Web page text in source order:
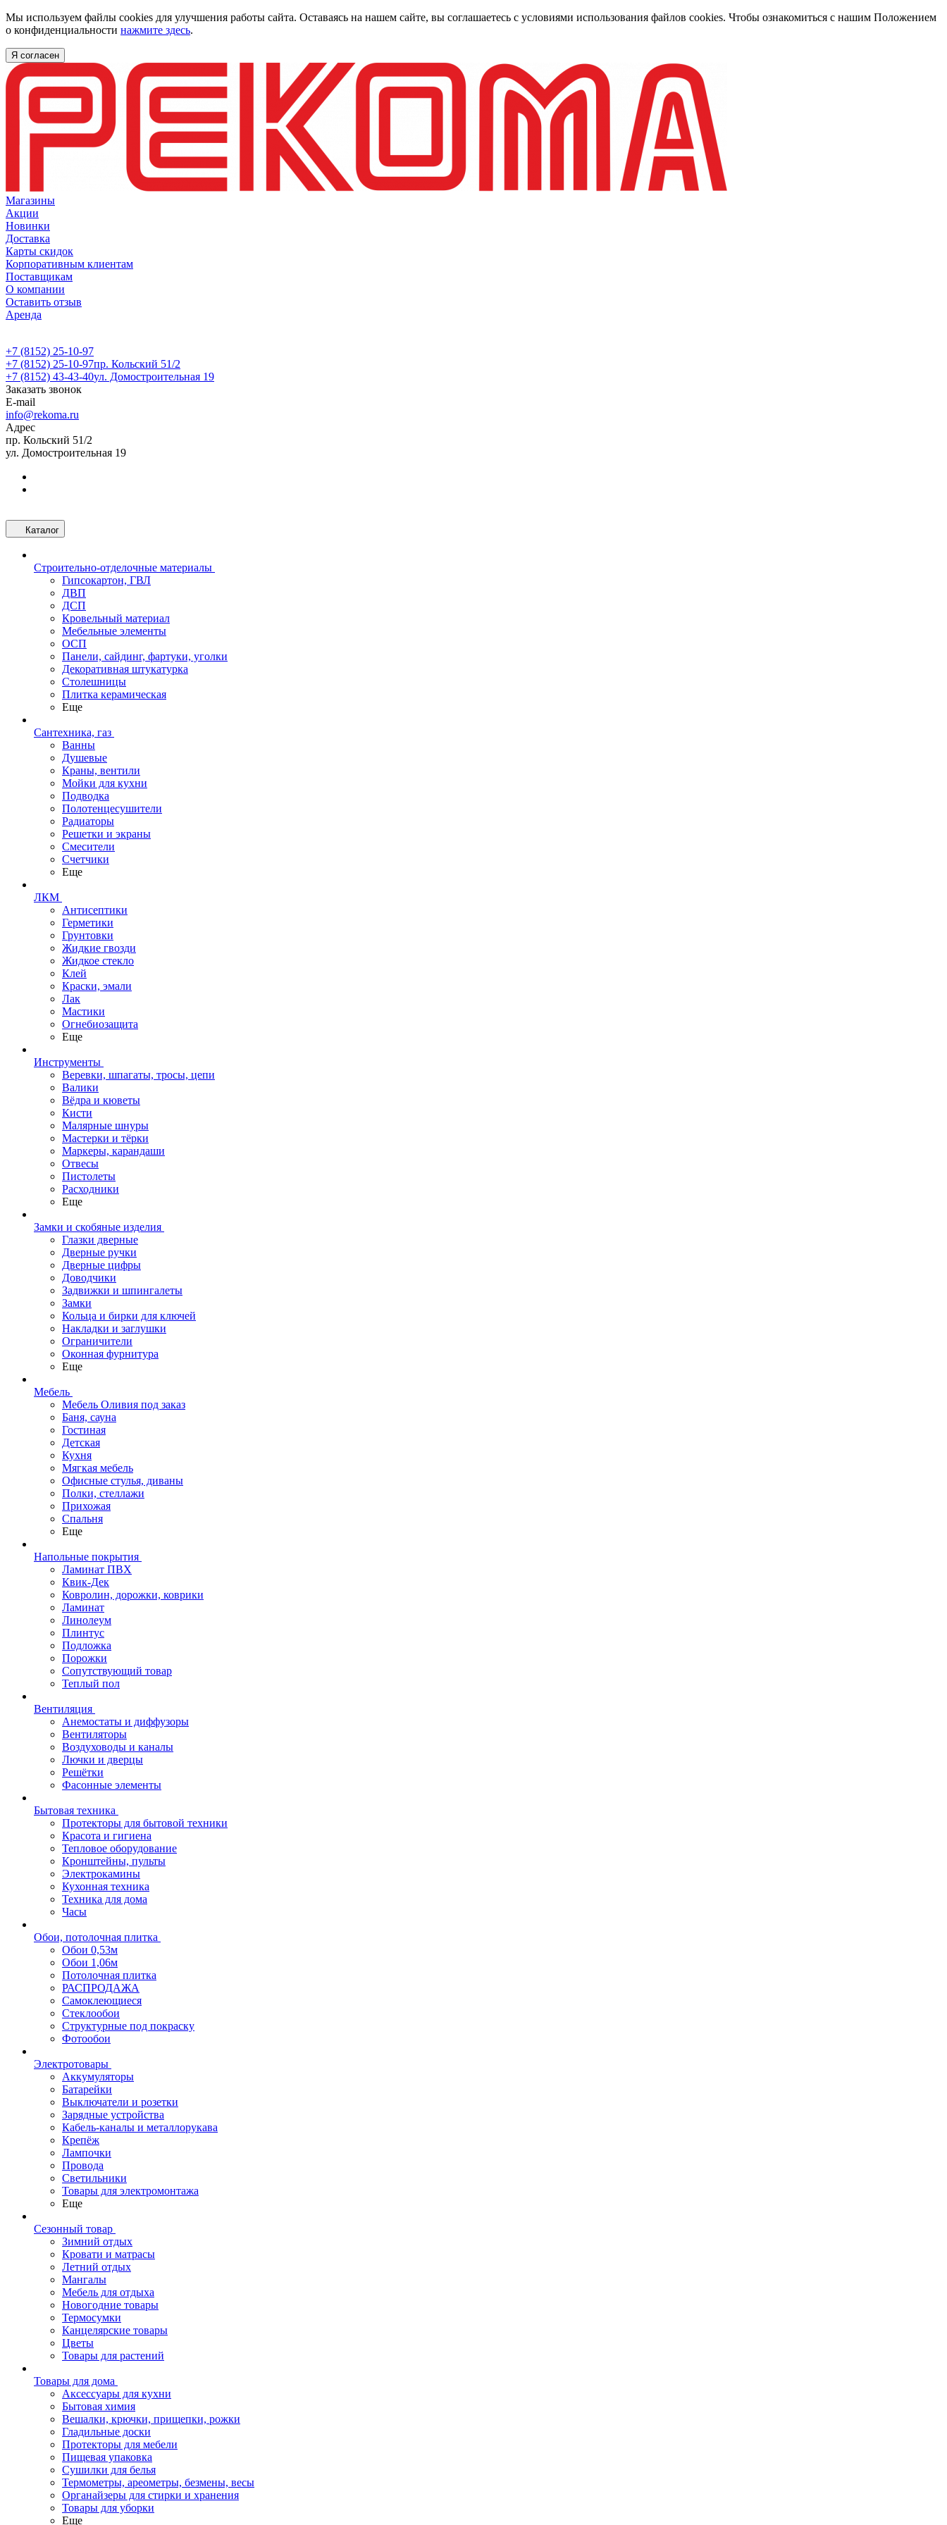
Мы используем файлы cookies для улучшения работы сайта. Оставаясь на нашем сайте, вы соглашаетесь с условиями использования файлов cookies. Чтобы ознакомиться с нашим Положением
о конфиденциальности нажмите здесь.
Я согласен
Магазины
Акции
Новинки
Доставка
Карты скидок
Корпоративным клиентам
Поставщикам
О компании
Оставить отзыв
Аренда
+7 (8152) 25-10-97
+7 (8152) 25-10-97пр. Кольский 51/2
+7 (8152) 43-43-40ул. Домостроительная 19
Заказать звонок
E-mail
info@rekoma.ru
Адрес
пр. Кольский 51/2
ул. Домостроительная 19
Каталог
Строительно-отделочные материалы
Гипсокартон, ГВЛ
ДВП
ДСП
Кровельный материал
Мебельные элементы
ОСП
Панели, сайдинг, фартуки, уголки
Декоративная штукатурка
Столешницы
Плитка керамическая
Еще
Сантехника, газ
Ванны
Душевые
Краны, вентили
Мойки для кухни
Подводка
Полотенцесушители
Радиаторы
Решетки и экраны
Смесители
Счетчики
Еще
ЛКМ
Антисептики
Герметики
Грунтовки
Жидкие гвозди
Жидкое стекло
Клей
Краски, эмали
Лак
Мастики
Огнебиозащита
Еще
Инструменты
Веревки, шпагаты, тросы, цепи
Валики
Вёдра и кюветы
Кисти
Малярные шнуры
Мастерки и тёрки
Маркеры, карандаши
Отвесы
Пистолеты
Расходники
Еще
Замки и скобяные изделия
Глазки дверные
Дверные ручки
Дверные цифры
Доводчики
Задвижки и шпингалеты
Замки
Кольца и бирки для ключей
Накладки и заглушки
Ограничители
Оконная фурнитура
Еще
Мебель
Мебель Оливия под заказ
Баня, сауна
Гостиная
Детская
Кухня
Мягкая мебель
Офисные стулья, диваны
Полки, стеллажи
Прихожая
Спальня
Еще
Напольные покрытия
Ламинат ПВХ
Квик-Дек
Ковролин, дорожки, коврики
Ламинат
Линолеум
Плинтус
Подложка
Порожки
Сопутствующий товар
Теплый пол
Вентиляция
Анемостаты и диффузоры
Вентиляторы
Воздуховоды и каналы
Лючки и дверцы
Решётки
Фасонные элементы
Бытовая техника
Протекторы для бытовой техники
Красота и гигиена
Тепловое оборудование
Кронштейны, пульты
Электрокамины
Кухонная техника
Техника для дома
Часы
Обои, потолочная плитка
Обои 0,53м
Обои 1,06м
Потолочная плитка
РАСПРОДАЖА
Самоклеющиеся
Стеклообои
Структурные под покраску
Фотообои
Электротовары
Аккумуляторы
Батарейки
Выключатели и розетки
Зарядные устройства
Кабель-каналы и металлорукава
Крепёж
Лампочки
Провода
Светильники
Товары для электромонтажа
Еще
Сезонный товар
Зимний отдых
Кровати и матрасы
Летний отдых
Мангалы
Мебель для отдыха
Новогодние товары
Термосумки
Канцелярские товары
Цветы
Товары для растений
Товары для дома
Аксессуары для кухни
Бытовая химия
Вешалки, крючки, прищепки, рожки
Гладильные доски
Протекторы для мебели
Пищевая упаковка
Сушилки для белья
Термометры, ареометры, безмены, весы
Органайзеры для стирки и хранения
Товары для уборки
Еще